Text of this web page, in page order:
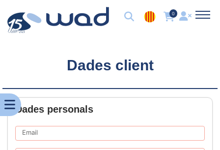
0
Dades client
Dades personals
Email